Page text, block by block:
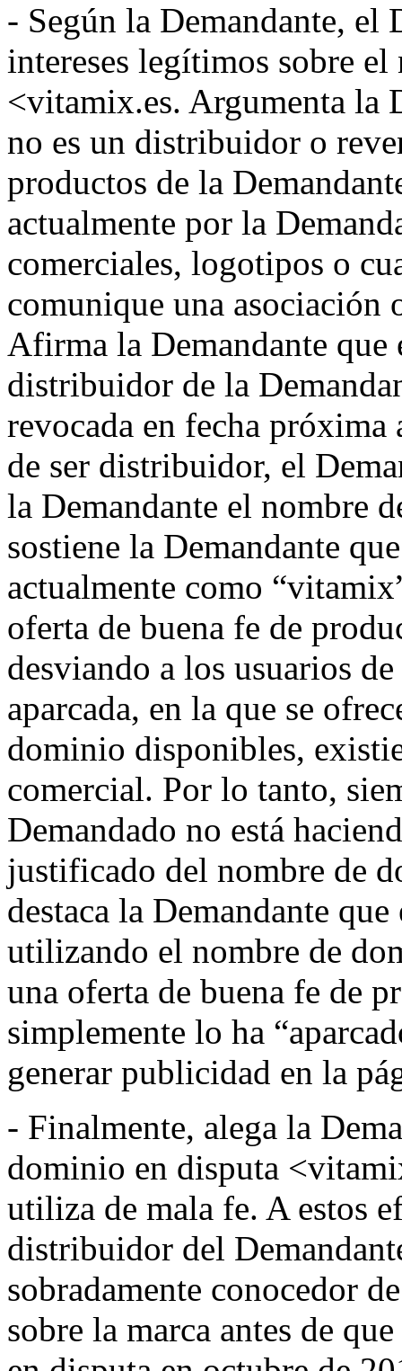
- Según la Demandante, el
intereses legítimos sobre
<vitamix.es. Argumenta la
no es un distribuidor o
productos de la
actualmente por la
comerciales, logotipos o
comunique una asociación
Afirma la Demandante que
distribuidor de la
revocada en fecha próxima
de ser distribuidor, el
la Demandante el nombre
sostiene la Demandante
actualmente como
oferta de buena fe de
desviando a los usuarios
aparcada, en la que se
dominio disponibles,
comercial. Por lo tanto,
Demandado no está
justificado del nombre de
destaca la Demandante
utilizando el nombre de
una oferta de buena fe de
simplemente lo ha
generar publicidad en la
- Finalmente, alega la
dominio en disputa
utiliza de mala fe. A estos
distribuidor del
sobradamente conocedor
sobre la marca antes de